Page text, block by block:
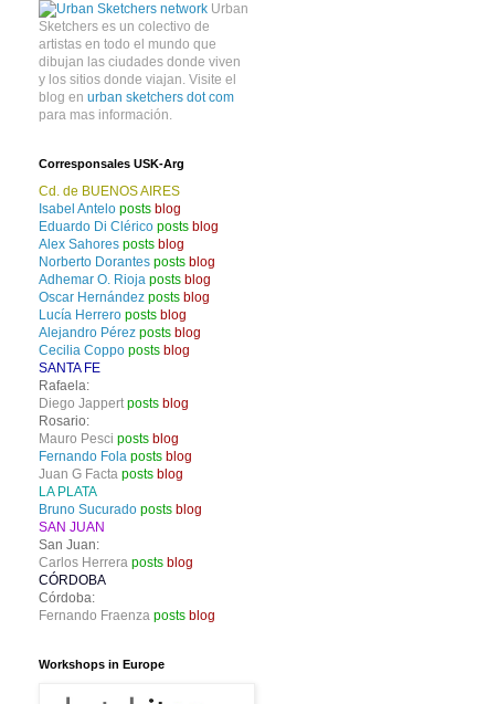
Urban
Sketchers es un colectivo de
artistas en todo el mundo que
dibujan las ciudades donde viven
y los sitios donde viajan. Visite el
blog en urban sketchers dot com
para mas información.
Corresponsales USK-Arg
Cd. de BUENOS AIRES
Isabel Antelo posts blog
Eduardo Di Clérico posts blog
Alex Sahores posts blog
Norberto Dorantes posts blog
Adhemar O. Rioja posts blog
Oscar Hernández posts blog
Lucía Herrero posts blog
Alejandro Pérez posts blog
Cecilia Coppo posts blog
SANTA FE
Rafaela:
Diego Jappert posts blog
Rosario:
Mauro Pesci posts blog
Fernando Fola posts blog
Juan G Facta posts blog
LA PLATA
Bruno Sucurado posts blog
SAN JUAN
San Juan:
Carlos Herrera posts blog
CÓRDOBA
Córdoba:
Fernando Fraenza posts blog
Workshops in Europe